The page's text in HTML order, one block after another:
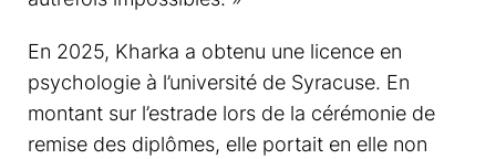
En 2025, Kharka a obtenu une licence en
psychologie à l’université de Syracuse. En
montant sur l’estrade lors de la cérémonie de
remise des diplômes, elle portait en elle non